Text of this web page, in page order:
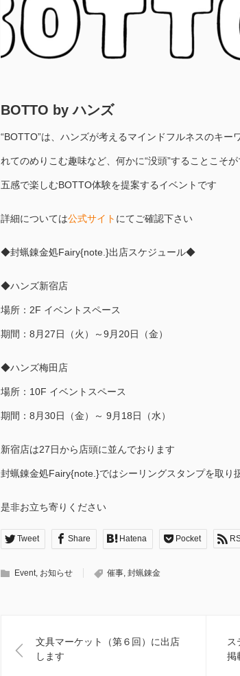
BOTTO by ハンズ
“BOTTO”は、ハンズが考えるマインドフルネスのキ
れてのめりこむ趣味など、何かに“没頭”することこそ
五感で楽しむBOTTO体験を提案するイベントです
詳細については公式サイト にてご確認下さい
◆封蝋錬金処Fairy{note.}出店スケジュール◆
◆ハンズ新宿店
場所：2F イベントスペース
期間：8月27日（火）～9月20日（金）
◆ハンズ梅田店
場所：10F イベントスペース
期間：8月30日（金）～ 9月18日（水）
新宿店は27日から店頭に並んでおります
封蝋錬金処Fairy{note.}ではシーリングスタンプを取り
是非お立ち寄りください
Tweet Share Hatena Pocket
Event, お知らせ 催事, 封蝋錬金
文具マーケット（第６回）に出店
します
ス
掲